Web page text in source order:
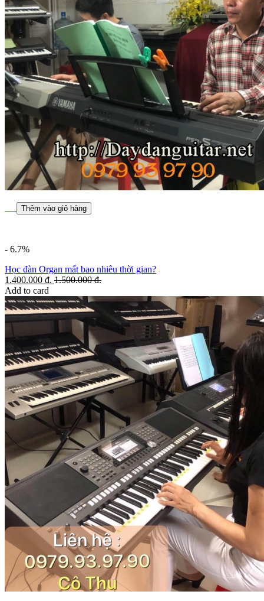
Thêm vào giỏ hàng
- 6.7%
Học đàn Organ mất bao nhiêu thời gian?
1.400.000 đ. 1.500.000đ.
Add to card